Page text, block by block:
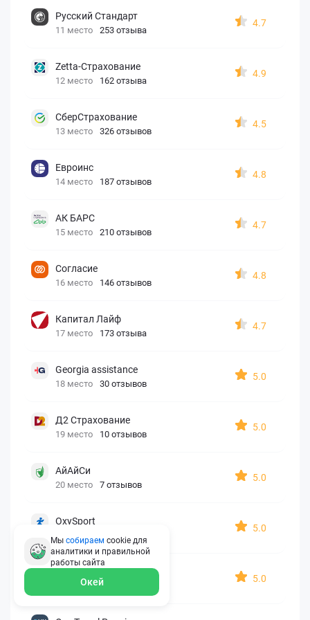
Русский Стандарт
11 место 253 отзыва
4.7
Zetta-Страхование
12 место 162 отзыва
4.9
СберСтрахование
13 место 326 отзывов
4.5
Евроинс
14 место 187 отзывов
4.8
АК БАРС
15 место 210 отзывов
4.7
Согласие
16 место 146 отзывов
4.8
Капитал Лайф
17 место 173 отзыва
4.7
Georgia assistance
18 место 30 отзывов
5.0
Д2 Страхование
19 место 10 отзывов
5.0
АйАйСи
20 место 7 отзывов
5.0
OxySport
21 место 6 отзывов
5.0
ERGO AXA
22 место 2 отзыва
5.0
Мы собираем cookie для
аналитики и правильной
работы сайта
Окей